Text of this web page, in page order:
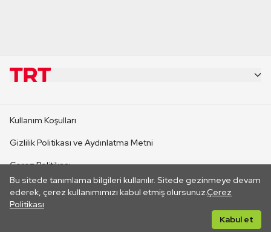
Bu sitede tanımlama bilgileri kullanılır. Sitede gezinmeye devam
ederek, çerez kullanımımızı kabul etmiş olursunuz.Çerez
Politikası
Kabul et
CANLI YAYINLAR
Kullanım Koşulları
Gizlilik Politikası ve Aydınlatma Metni
Çerez Politikası
İletişim
Her hakkı saklıdır. ©2026 TRT. Bağlantı yoluyla gidilen dış